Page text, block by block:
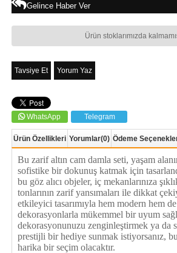
Gelince Haber Ver
Ürün stoklarımızda
Tavsiye Et Yorum Yaz
WhatsApp Telegram
Ürün Özellikleri Yorumlar(0) Ödeme
Bu zarif altın cam damla seti, yaşam
sofistike bir dokunuş katmak için
bu göz alıcı objeler, iç mekanlarınıza
tonlarının zarif yansımaları ile dikkat
etkileyici tasarımıyla hem modern hem
dekorasyonlarla mükemmel bir uyum
dekorasyonunuzu zenginleştirmek ya da
prestijli bir hediye sunmak istiyorsanız,
harika bir seçim olacaktır.